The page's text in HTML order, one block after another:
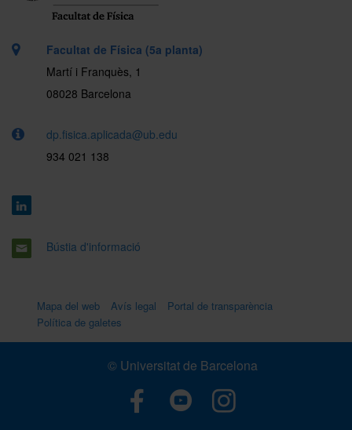
Facultat de Física (5a planta)
Martí i Franquès, 1
08028 Barcelona
dp.fisica.aplicada@ub.edu
934 021 138
Bústia d'informació
Mapa del web Avís legal
Portal de transparència
Política de galetes
© Universitat de Barcelona